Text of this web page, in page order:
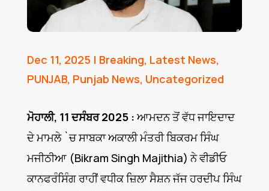
Dec 11, 2025 | Breaking, Latest News,
PUNJAB, Punjab News, Uncategorized
ਮੋਹਾਲੀ, 11 ਦਸੰਬਰ 2025 : ਆਮਦਨ ਤੋਂ ਵੱਧ ਜਾਇਦਾਦ
ਦੇ ਮਾਮਲੇ `ਚ ਸਾਬਕਾ ਅਕਾਲੀ ਮੰਤਰੀ ਬਿਕਰਮ ਸਿੰਘ
ਮਜੀਠੀਆ (Bikram Singh Majithia) ਨੇ ਵੀਡੀਓ
ਕਾਨਫਰੰਸਿੰਗ ਰਾਹੀਂ ਵਧੀਕ ਜ਼ਿਲਾ ਸੈਸ਼ਨ ਜੱਜ ਹਰਦੀਪ ਸਿੰਘ